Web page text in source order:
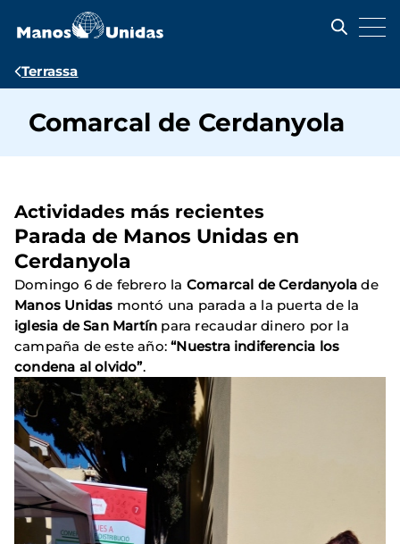
contenido
Ruta
navegación
Terrassa
Comarcal de Cerdanyola
Actividades más recientes
Parada de Manos Unidas en
Cerdanyola
Domingo 6 de febrero la Comarcal de Cerdanyola de
Manos Unidas montó una parada a la puerta de la
iglesia de San Martín para recaudar dinero por la
campaña de este año:“Nuestra indiferencia los
condena al olvido”.